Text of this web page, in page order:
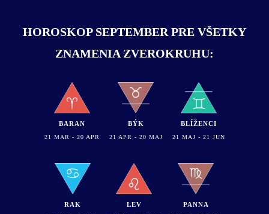
HOROSKOP SEPTEMBER PRE VŠETKY
ZNAMENIA ZVEROKRUHU:
BARAN
21 MAR - 20 APR
BÝK
21 APR - 20 MAJ
BLÍŽENCI
21 MAJ - 21 JUN
RAK LEV PANNA